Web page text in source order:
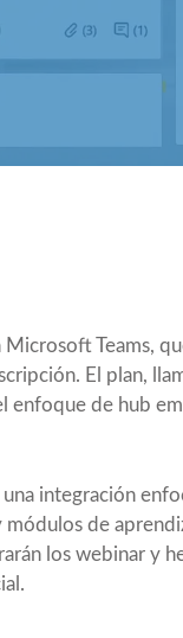
Teams,
El plan,
enfoque de hub
una integración
de
los webinar y